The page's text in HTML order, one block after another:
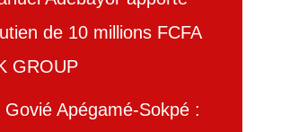
de 10 millions FCFA
GROUP
Govié Apégamé-Sokpé :